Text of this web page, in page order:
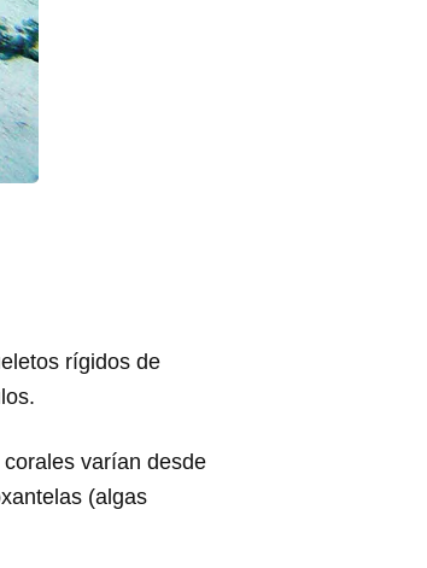
rígidos de
varían desde
(algas